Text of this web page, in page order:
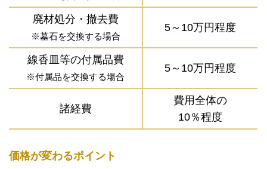
廃材処分・撤去費
※墓石を交換する場合
5～10万円程度
線香皿等の付属品費
※付属品を交換する場合
5～10万円程度
諸経費
費用全体の
10％程度
価格が変わるポイント